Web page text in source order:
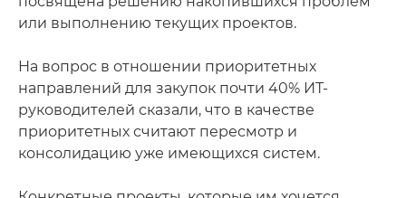
или выполнению текущих проектов.
На вопрос в отношении приоритетных
направлений для закупок почти 40% ИТ-
руководителей сказали, что в качестве
приоритетных считают пересмотр и
консолидацию уже имеющихся систем.